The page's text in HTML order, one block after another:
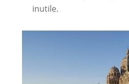
inutile.